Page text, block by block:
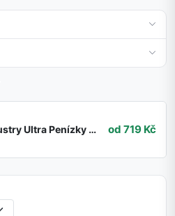
Fortelock Industry Ultra Penízky Modrá od 719 Kč